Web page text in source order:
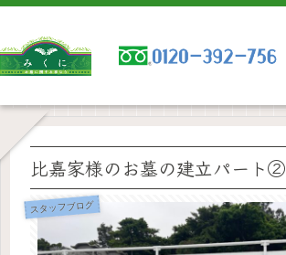
比嘉家様のお墓の建立パート②
スタッフブログ